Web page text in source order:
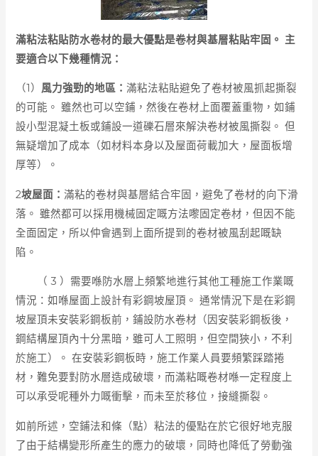
滿粘法粘貼防水卷材的最大優點是卷材與基層粘貼牢固。 主
要適合以下幾種情況：
（1） 風力強勁的地區：滿粘法粘貼避免了卷材被風抓起撕裂
的可能。 雖然也可以空鋪，然後在卷材上面覆蓋重物，如鋪
設小型混凝土板或鋪設一道礫石層來解決卷材被風撕裂。 但
無疑增加了成本（如材料本身以及屋面荷載加大，屋面板增
厚等）。
2坡屋面：滿粘的卷材與基層結合牢固，避免了卷材的向下滑
落。 雖然都可以採用機械固定嘅方法嚟固定卷材，但因不能
全面固定，所以仲會遇到上面所提到的卷材被風刮起嘅缺
陷。
（ 3 ）需要喺防水層上頻繁地進行其他工種施工作業嘅
情況：如喺屋面上設計有彩鋼坡屋頂。 通常情況下是在彩鋼
坡屋頂未安裝彩鋼板前，鋪設防水卷材（因安裝彩鋼板後，
鋼結構屋頂內十分黑暗，雖可人工照明，但空間狹小，不利
於施工）。 在安裝彩鋼板時，施工作業人員要頻繁踩踏捲
材，難免要對防水層造成破壞，而滿粘嘅卷材喺一定程度上
可以承受呢種外力嘅衝擊，而未至於移位，接縫撕裂。
如前所述，空鋪法和條（點）粘法的優點在於它很好地克服
了由于結構變形所產生的應力的破壞，同時也降低了勞動強